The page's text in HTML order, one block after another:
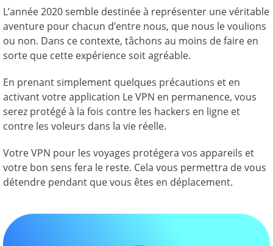
L’année 2020 semble destinée à représenter une véritable
aventure pour chacun d’entre nous, que nous le voulions
ou non. Dans ce contexte, tâchons au moins de faire en
sorte que cette expérience soit agréable.
En prenant simplement quelques précautions et en
activant votre application Le VPN en permanence, vous
serez protégé à la fois contre les hackers en ligne et
contre les voleurs dans la vie réelle.
Votre VPN pour les voyages protégera vos appareils et
votre bon sens fera le reste. Cela vous permettra de vous
détendre pendant que vous êtes en déplacement.